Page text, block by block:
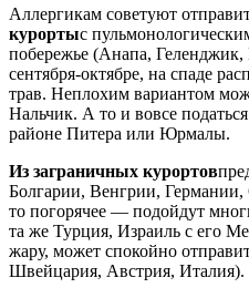
Аллергикам советуют
курортыс
побережье (Анапа,
сентября-октябре, на спаде
трав. Неплохим вариантом
Нальчик. А то и вовсе
районе Питера или Юрмалы.
Из заграничных курортов
Болгарии, Венгрии, Германии,
то погорячее — подойдут
та же Турция, Израиль с его
жару, может спокойно
Швейцария, Австрия, Италия).